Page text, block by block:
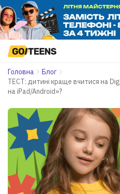
Головна
Блог
ТЕСТ: дитині краще вчитися на
на iPad/Android»?